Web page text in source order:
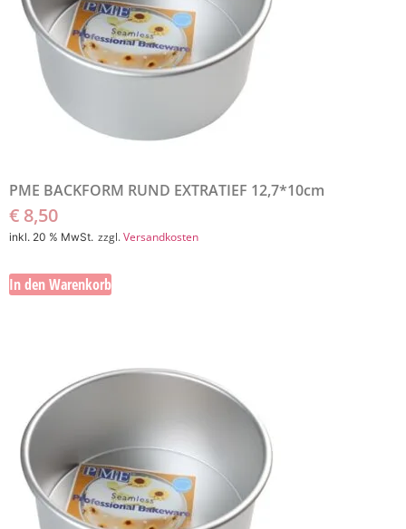
PME BACKFORM RUND EXTRATIEF 12,7*10cm
€ 8,50
inkl. 20 % MwSt. zzgl.Versandkosten
In den Warenkorb